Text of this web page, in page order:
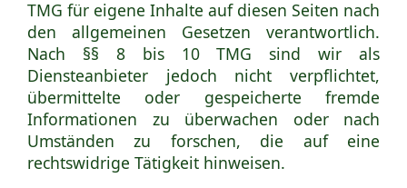
TMG für eigene Inhalte auf diesen Seiten nach
den allgemeinen Gesetzen verantwortlich.
Nach §§ 8 bis 10 TMG sind wir als
Diensteanbieter jedoch nicht verpflichtet,
übermittelte oder gespeicherte fremde
Informationen zu überwachen oder nach
Umständen zu forschen, die auf eine
rechtswidrige Tätigkeit hinweisen.